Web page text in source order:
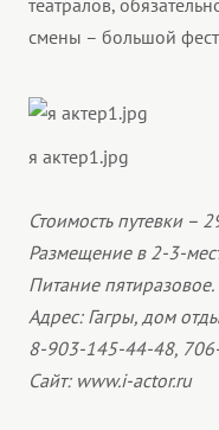
театралов,
смены – большой
я актер1.jpg
Стоимость путевки –
Размещение в 2-3-
Питание пятиразовое.
Адрес: Гагры, дом
8-903-145-44-48,
Сайт: www.i-actor.ru